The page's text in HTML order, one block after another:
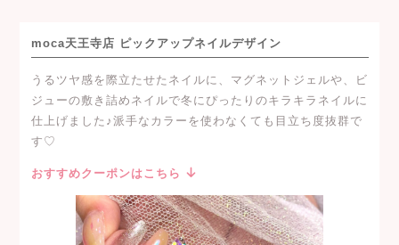
moca天王寺店 ピックアップネイルデザイン
うるツヤ感を際立たせたネイルに、マグネットジェルや、ビ
ジューの敷き詰めネイルで冬にぴったりのキラキラネイルに
仕上げました♪派手なカラーを使わなくても目立ち度抜群で
す♡
おすすめクーポンはこちら